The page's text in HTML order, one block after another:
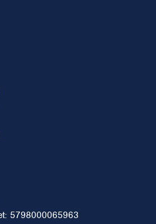
5798000065963